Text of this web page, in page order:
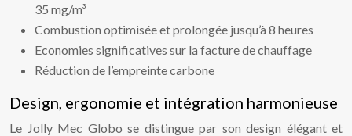
35 mg/m³
Combustion optimisée et prolongée jusqu’à 8 heures
Economies significatives sur la facture de chauffage
Réduction de l’empreinte carbone
Design, ergonomie et intégration harmonieuse
Le Jolly Mec Globo se distingue par son design élégant et